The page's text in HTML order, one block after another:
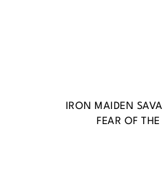
IRON MAIDEN
FEAR OF THE